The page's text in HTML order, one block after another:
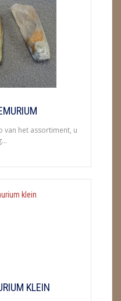
het assortiment, u
KLEIN